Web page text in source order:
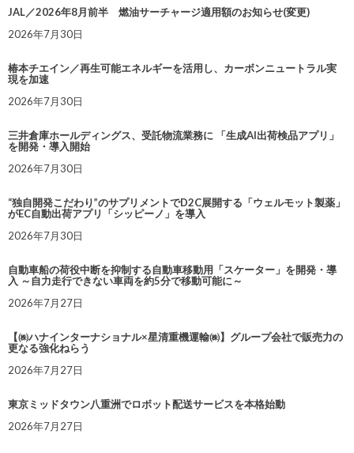
JAL／2026年8月前半 燃油サーチャージ適用額のお知らせ(変更)
2026年7月30日
椿本チエイン／再生可能エネルギーを活用し、カーボンニュートラル実
現を加速
2026年7月30日
三井倉庫ホールディングス、受託物流業務に 「生成AI出荷検品アプリ」
を開発・導入開始
2026年7月30日
“独自開発こだわり”のサプリメントでD2C展開する「ウェルモット製薬」
がEC自動出荷アプリ「シッピーノ」を導入
2026年7月30日
自動車船の荷役中断を抑制する自動車移動用「スケーター」を開発・導
入 ～自力走行できない車両を約5分で移動可能に～
2026年7月27日
【㈱ハナインターナショナル×星清重機運輸㈱】グループ会社で販売力の
更なる強化ねらう
2026年7月27日
東京ミッドタウン八重洲でロボット配送サービスを本格始動
2026年7月27日